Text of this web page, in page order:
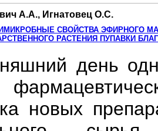
А.А., Игнатовец О.С.
СВОЙСТВА ЭФИРНОГО
РАСТЕНИЯ ПУПАВКИ
день
новых